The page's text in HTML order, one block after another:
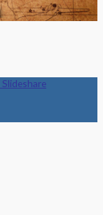
Slideshare